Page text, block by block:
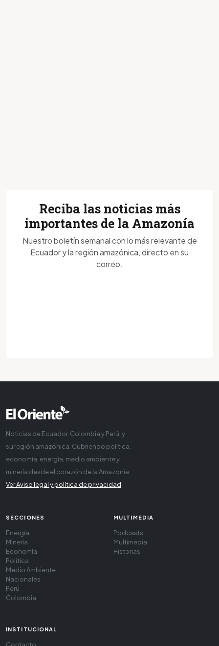
Reciba las noticias más
importantes de la Amazonía
Nuestro boletín semanal con lo más relevante de
Ecuador y la región amazónica, directo en su
correo.
Noticias de Ecuador, Colombia y Perú, y
su región amazónica. Cubriendo política,
economía, energía, medio ambiente y
minería desde el corazón de la Amazonía
Ver Aviso legal y política de privacidad
SECCIONES
Energía
Minería
Economía
Política
Medio Ambiente
Nacionales
Perú
Colombia
MULTIMEDIA
Podcasts
Multimedia
Historias
INSTITUCIONAL